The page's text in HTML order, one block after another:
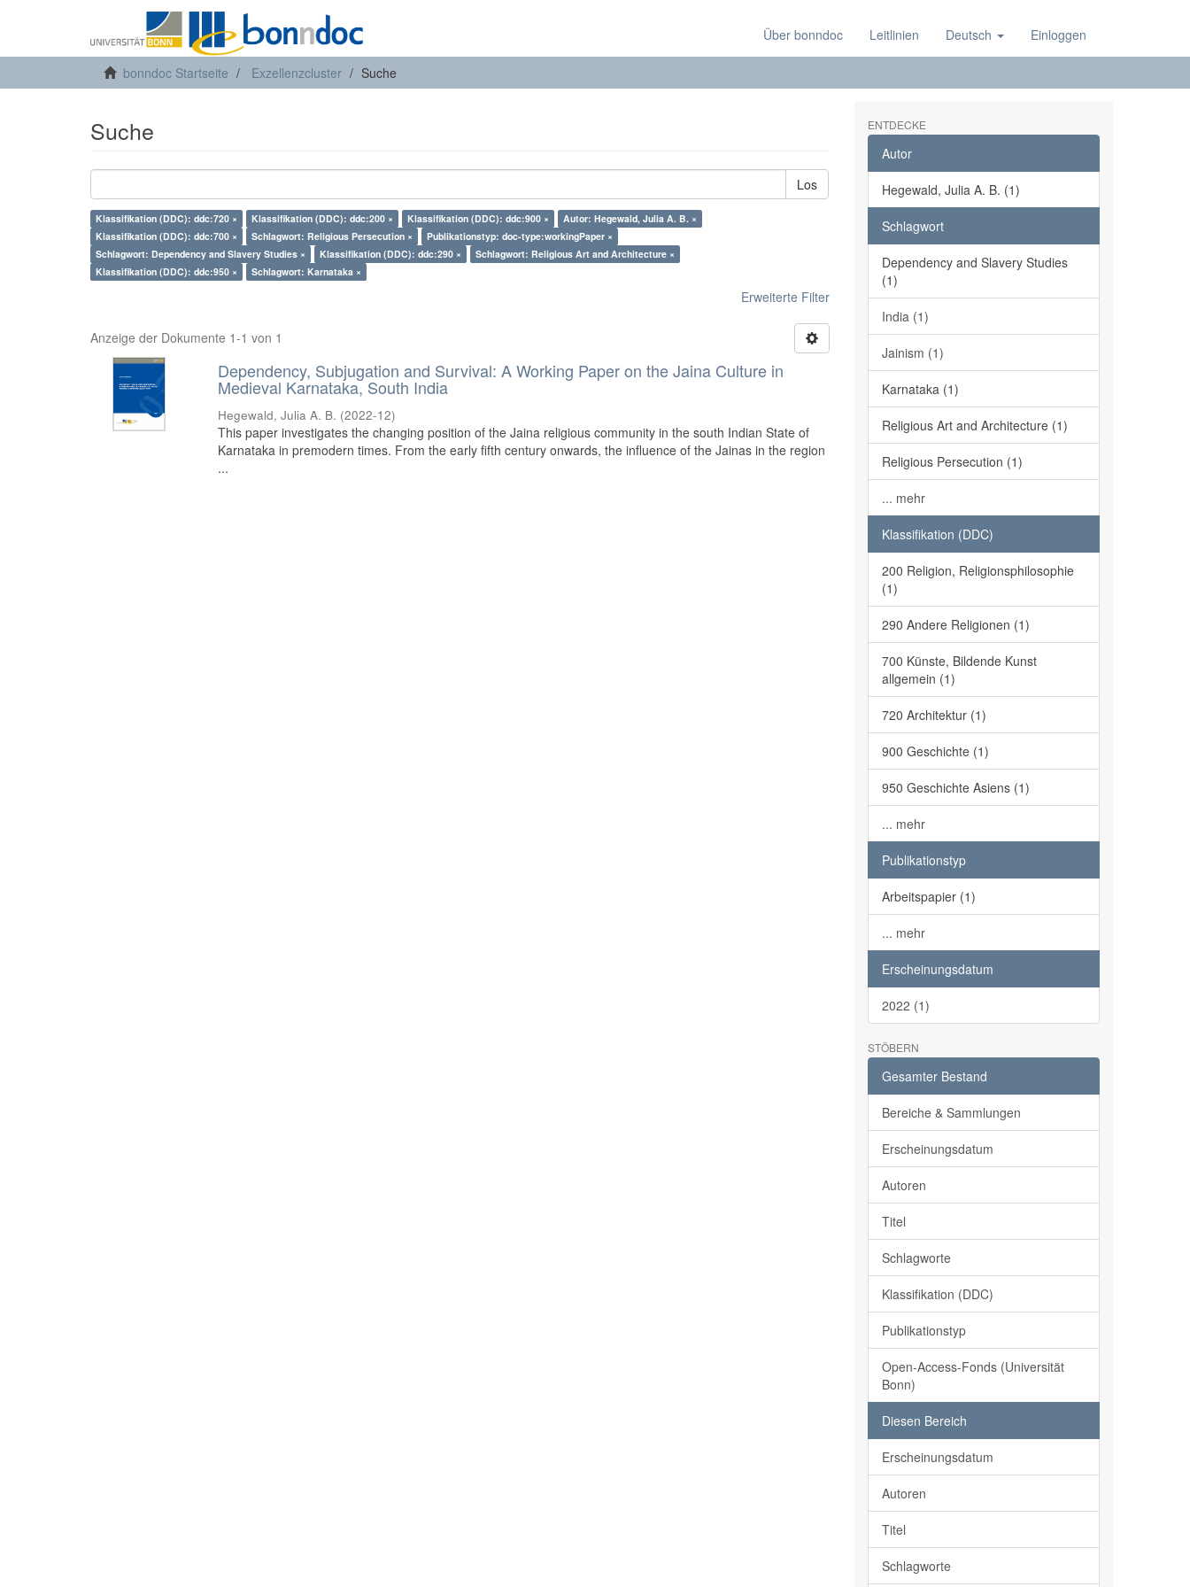
Über bonndoc Leitlinien Deutsch Einloggen
bonndoc Startseite Exzellenzcluster Suche
Suche
Los
Klassifikation (DDC): ddc:720 × Klassifikation (DDC): ddc:200 × Klassifikation (DDC): ddc:900 ×
Autor: Hegewald, Julia A. B. ×
Klassifikation (DDC): ddc:700 ×
Schlagwort: Religious Persecution ×
Publikationstyp: doc-type:workingPaper ×
Schlagwort: Dependency and Slavery Studies ×
Klassifikation (DDC): ddc:290 ×
Schlagwort: Religious Art and Architecture ×
Klassifikation (DDC): ddc:950 ×
Schlagwort: Karnataka ×
Erweiterte Filter
Anzeige der Dokumente 1-1 von 1
Dependency, Subjugation and Survival: A Working Paper on the Jaina Culture in
Medieval Karnataka, South India
Hegewald, Julia A. B. (2022-12)
This paper investigates the changing position of the Jaina religious community in the south Indian State of
Karnataka in premodern times. From the early fifth century onwards, the influence of the Jainas in the region
...
ENTDECKE
Autor
Hegewald, Julia A. B. (1)
Schlagwort
Dependency and Slavery Studies
(1)
India (1)
Jainism (1)
Karnataka (1)
Religious Art and Architecture (1)
Religious Persecution (1)
... mehr
Klassifikation (DDC)
200 Religion, Religionsphilosophie
(1)
290 Andere Religionen (1)
700 Künste, Bildende Kunst
allgemein (1)
720 Architektur (1)
900 Geschichte (1)
950 Geschichte Asiens (1)
... mehr
Publikationstyp
Arbeitspapier (1)
... mehr
Erscheinungsdatum
2022 (1)
STÖBERN
Gesamter Bestand
Bereiche & Sammlungen
Erscheinungsdatum
Autoren
Titel
Schlagworte
Klassifikation (DDC)
Publikationstyp
Open-Access-Fonds (Universität
Bonn)
Diesen Bereich
Erscheinungsdatum
Autoren
Titel
Schlagworte